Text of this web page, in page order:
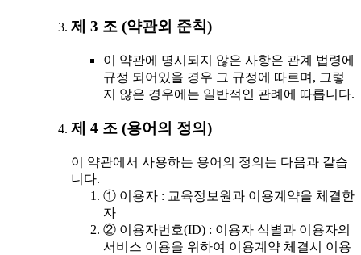
제 3 조 (약관외 준칙)
이 약관에 명시되지 않은 사항은 관계 법령에
규정 되어있을 경우 그 규정에 따르며, 그렇
지 않은 경우에는 일반적인 관례에 따릅니다.
제 4 조 (용어의 정의)
이 약관에서 사용하는 용어의 정의는 다음과 같습
니다.
① 이용자 : 교육정보원과 이용계약을 체결한
자
② 이용자번호(ID) : 이용자 식별과 이용자의
서비스 이용을 위하여 이용계약 체결시 이용